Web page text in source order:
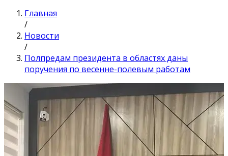
Главная
/
Новости
/
Полпредам президента в областях даны
поручения по весенне-полевым работам